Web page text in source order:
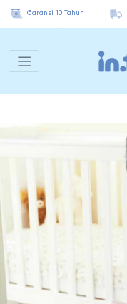
Garansi 10 Tahun